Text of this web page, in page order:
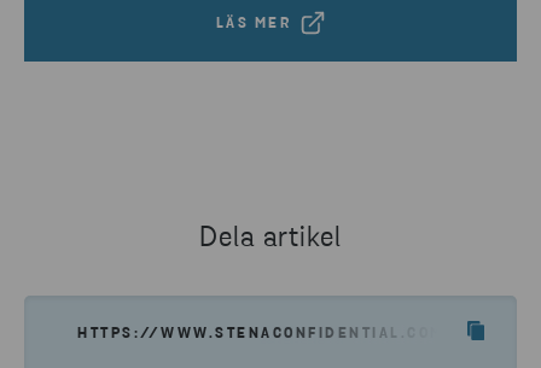
LÄS MER
Dela artikel
HTTPS://WWW.STENACONFIDENTIAL.COM/SV/OM-